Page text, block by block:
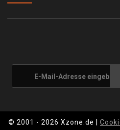
© 2001 - 2026 Xzone.de |